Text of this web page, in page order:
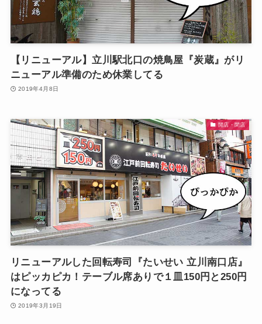
【リニューアル】立川駅北口の焼鳥屋『炭蔵』がリ
ニューアル準備のため休業してる
2019年4月8日
開店・閉店
リニューアルした回転寿司『たいせい 立川南口店』
はピッカピカ！テーブル席ありで１皿150円と250円
になってる
2019年3月19日